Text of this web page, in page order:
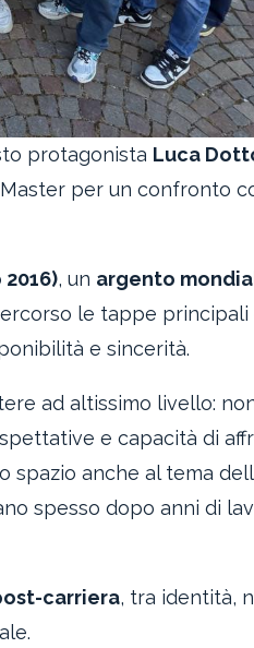
protagonista Luca
per un confronto
, un argento
le tappe principali
e sincerità.
ad altissimo livello:
e capacità di
spazio anche al tema
spesso dopo anni di
carriera, tra identità,